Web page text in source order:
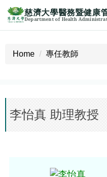
block
慈濟大學醫務暨健康
Department of Health
Home 專任教師
李怡真 助理教授